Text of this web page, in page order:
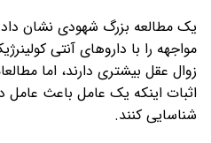
یک مطالعه بزرگ شهودی نشان داد
مواجهه را با داروهای آنتی
زوال عقل بیشتری دارند، اما
اثبات اینکه یک عامل باعث عامل
شناسایی کنند.